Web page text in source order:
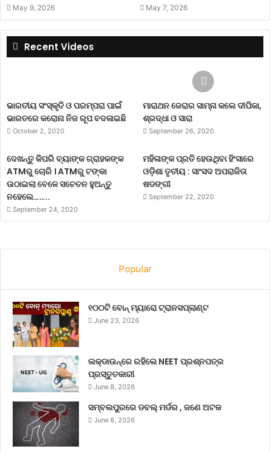
May 9, 2026 May 7, 2026
Recent Videos
ଭାରତୀୟ ସଂସ୍କୃତି ଓ ପରମ୍ପରା ପାଇଁ
ଭାରତରେ କରୋନା ନିଜ ରୂପ ବଦଳାଇଛି
October 2, 2020
ମାରାଥନ ଜେରାର ସାମ୍ନା କଲେ ଦୀପିକା,
ଶ୍ରଦ୍ଧା ଓ ସାରା
September 26, 2020
ଦେଖନ୍ତୁ କିପରି ବ୍ୟାଙ୍କ ଗ୍ରାହକଙ୍କ
ATMରୁ ଚୋରି । ATMରୁ ଟଙ୍କା
ଉଠାଇଲା ବେଳେ ସଚେତନ ହୁଅନ୍ତୁ
ନହେଲେ……..
September 24, 2020
ମହିଳାଙ୍କ ପ୍ରତି ହେଉଥିବା ହିଂସାରେ
ଓଡ଼ିଶା ତୃତୀୟ : ସାଂସଦ ଅପରାଜିତା
ଷଡଙ୍ଗୀ
September 22, 2020
Popular
୧୦୦ଟି ବୋନ୍ ମ୍ୟାରୋ ଟ୍ରାନସପ୍ଲାଣ୍ଟ
June 23, 2026
ଲକ୍‌ଡାଉନ୍‌ରେ ରହିଲେ NEET ପ୍ରଶ୍ନପତ୍ର
ପ୍ରସ୍ତୁତକାରୀ
June 8, 2026
ସମ୍ବଲପୁରରେ ଡବଲ୍ ମର୍ଡର , ଜଣେ ଅଟକ
June 8, 2026